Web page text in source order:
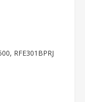
RFE301BPRJ